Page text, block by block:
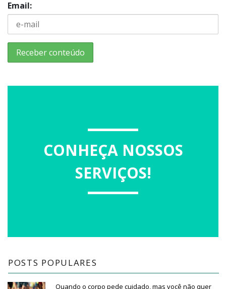
Email:
CONHEÇA NOSSOS
SERVIÇOS!
POSTS POPULARES
Quando o corpo pede cuidado, mas você não quer